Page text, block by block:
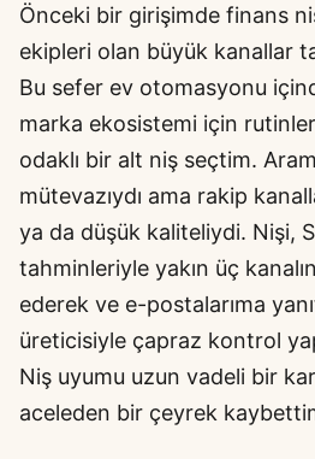
Önceki bir girişimde finans
ekipleri olan büyük kanallar
Bu sefer ev otomasyonu
marka ekosistemi için
odaklı bir alt niş seçtim.
mütevazıydı ama rakip
ya da düşük kaliteliydi. Nişi,
tahminleriyle yakın üç
ederek ve e-postalarıma
üreticisiyle çapraz kontrol
Niş uyumu uzun vadeli bir
aceleden bir çeyrek